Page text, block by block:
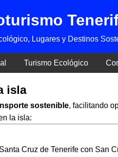
Lugares y Destinos
Turismo Ecológico
isla
sostenible, facilitando
la isla:
Cruz de Tenerife con San